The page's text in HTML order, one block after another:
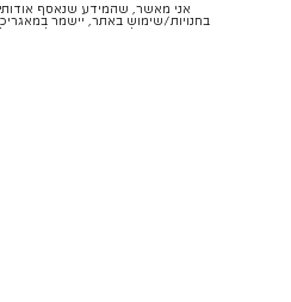
אני מאשר, שהמידע שנאסף
בחנויות/שימוש באתר, יישמר
והתאמת הטבות לצרכיי, בהתאם
לתקנון